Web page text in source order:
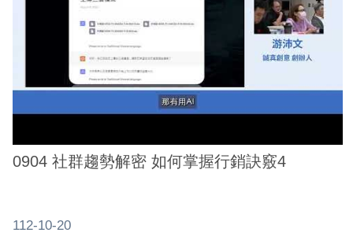
0904 社群趨勢解密 如何掌握行銷訣竅4
112-10-20